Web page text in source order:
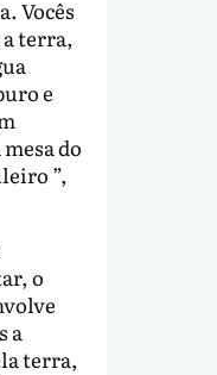
Vocês
terra,
e
do
”,
o
a
terra,